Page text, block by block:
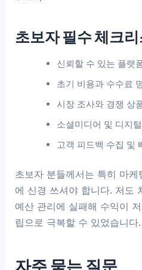
초보자 필수 체크
신뢰할 수 있는 플랫
초기 비용과 수수료
시장 조사와 경쟁 상
소셜미디어 및 디지
고객 피드백 수집 및
초보자 분들께서는 특히 마
에 신경 쓰셔야 합니다. 저도
예산 관리에 실패해 수익이
립으로 극복할 수 있었습니다.
자주 묻는 질문